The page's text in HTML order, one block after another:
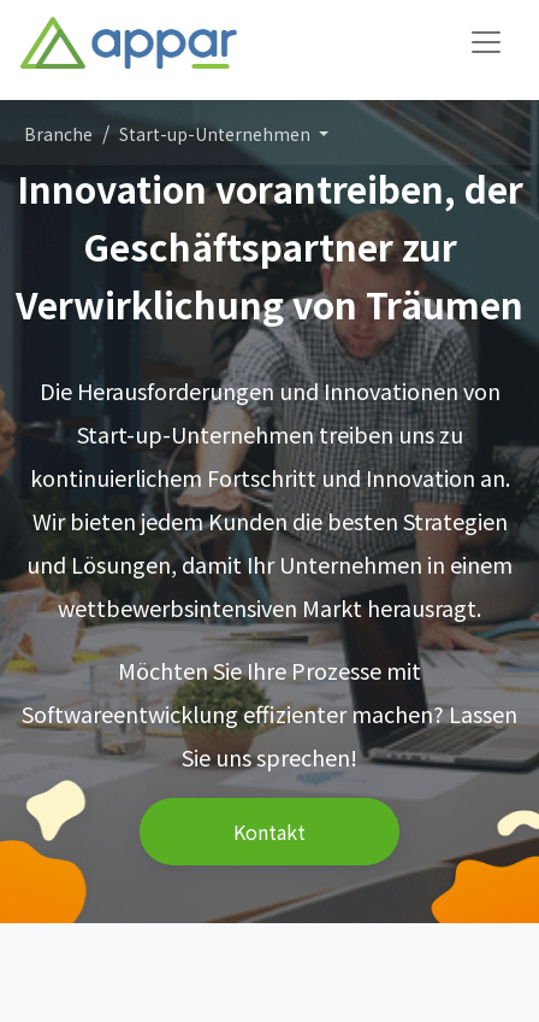
Branche Start-up-Unternehmen
Innovation vorantreiben, der
Geschäftspartner zur
Verwirklichung von Träumen
Die Herausforderungen und Innovationen von
Start-up-Unternehmen treiben uns zu
kontinuierlichem Fortschritt und Innovation an.
Wir bieten jedem Kunden die besten Strategien
und Lösungen, damit Ihr Unternehmen in einem
wettbewerbsintensiven Markt herausragt.
Möchten Sie Ihre Prozesse mit
Softwareentwicklung effizienter machen? Lassen
Sie uns sprechen!
Kontakt